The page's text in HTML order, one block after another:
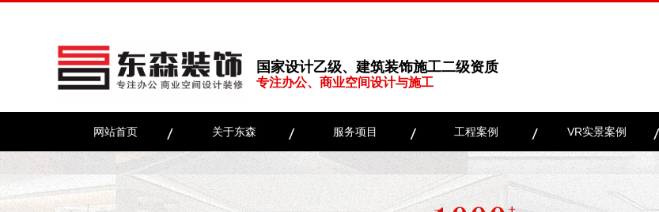
国家设计乙级、建筑装饰施工二级资质
专注办公、商业空间设计与施工
网站首页 关于东森 服务项目 工程案例 VR实景案例